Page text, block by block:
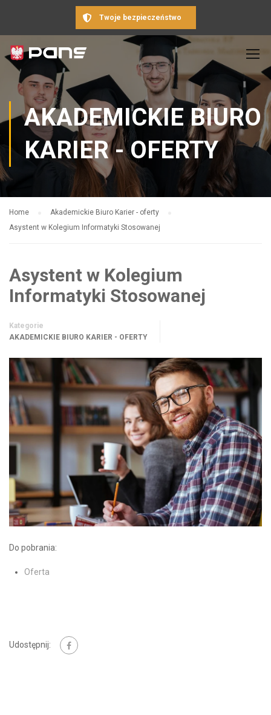
Twoje bezpieczeństwo
AKADEMICKIE BIURO
KARIER - OFERTY
Home
Akademickie Biuro Karier - oferty
Asystent w Kolegium Informatyki Stosowanej
Asystent w Kolegium
Informatyki Stosowanej
Kategorie
AKADEMICKIE BIURO KARIER - OFERTY
Do pobrania:
Oferta
Udostępnij: